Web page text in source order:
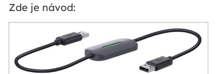
Zde je návod: